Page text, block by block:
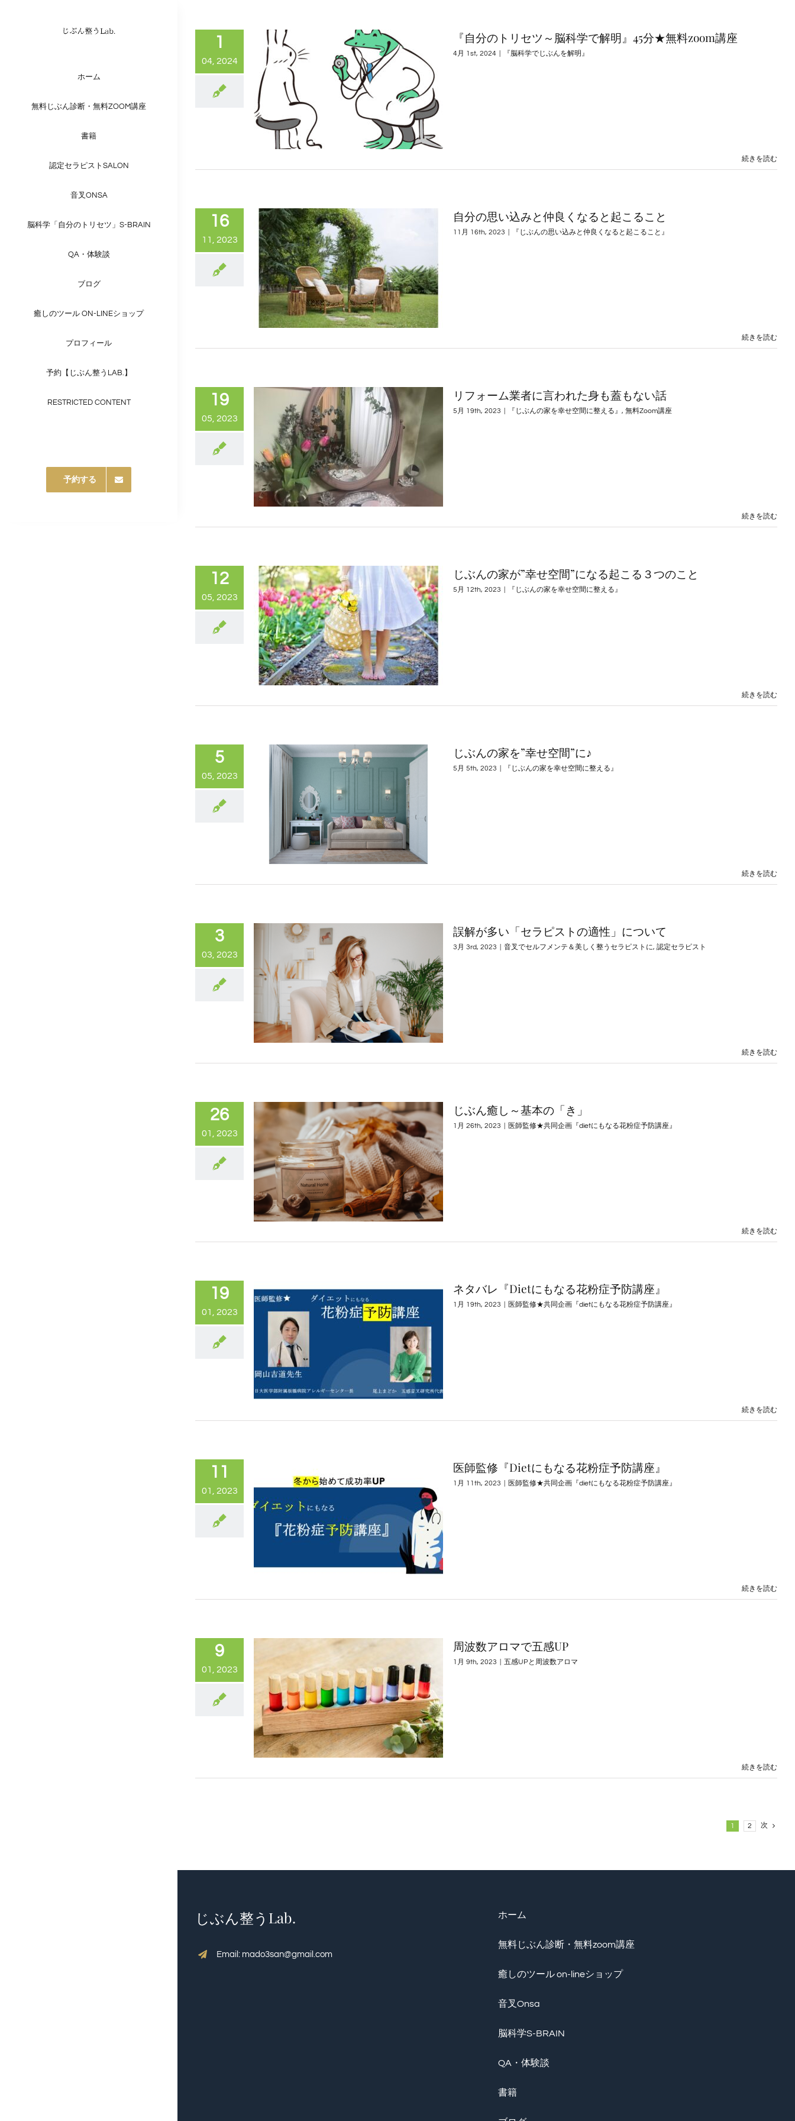
ホーム
無料じぶん診断・無料ZOOM講座
書籍
認定セラピストSALON
音叉ONSA
脳科学「自分のトリセツ」S-BRAIN
QA・体験談
ブログ
癒しのツール ON-LINEショップ
プロフィール
予約【じぶん整うLAB.】
RESTRICTED CONTENT
予約する
1
04, 2024
『自分のトリセツ～脳科学で解明』45分★無料zoom講座
4月 1st, 2024 『脳科学でじぶんを解明』
続きを読む
16
11, 2023
自分の思い込みと仲良くなると起こること
11月 16th, 2023 『じぶんの思い込みと仲良くなると起こること』
続きを読む
19
05, 2023
リフォーム業者に言われた身も蓋もない話
5月 19th, 2023 『じぶんの家を幸せ空間に整える』 , 無料Zoom講座
続きを読む
12
05, 2023
じぶんの家が”幸せ空間”になる起こる３つのこと
5月 12th, 2023 『じぶんの家を幸せ空間に整える』
続きを読む
5
05, 2023
じぶんの家を”幸せ空間”に♪
5月 5th, 2023 『じぶんの家を幸せ空間に整える』
続きを読む
3
03, 2023
誤解が多い「セラピストの適性」について
3月 3rd, 2023 音叉でセルフメンテ＆美しく整うセラピストに, 認定セラピスト
続きを読む
26
01, 2023
じぶん癒し～基本の「き」
1月 26th, 2023 医師監修★共同企画『dietにもなる花粉症予防講座』
続きを読む
19
01, 2023
ネタバレ『Dietにもなる花粉症予防講座』
1月 19th, 2023 医師監修★共同企画『dietにもなる花粉症予防講座』
続きを読む
11
01, 2023
医師監修『Dietにもなる花粉症予防講座』
1月 11th, 2023 医師監修★共同企画『dietにもなる花粉症予防講座』
続きを読む
9
01, 2023
周波数アロマで五感UP
1月 9th, 2023 五感UPと周波数アロマ
続きを読む
1 2 次
じぶん整うLab.
Email: mado3san@gmail.com
ホーム
無料じぶん診断・無料zoom講座
癒しのツール on-lineショップ
音叉Onsa
脳科学S-BRAIN
QA・体験談
書籍